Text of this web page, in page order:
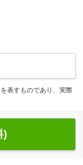
表すものであり、実際
)